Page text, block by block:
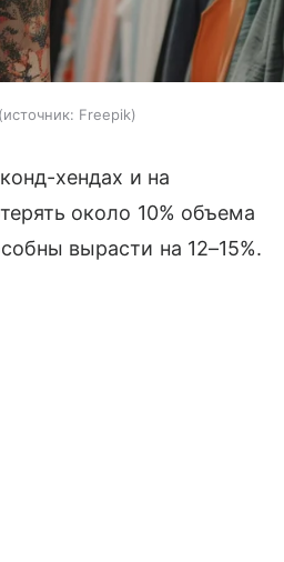
источник: Freepik
хендах и на
около 10% объема
вырасти на 12–15%.